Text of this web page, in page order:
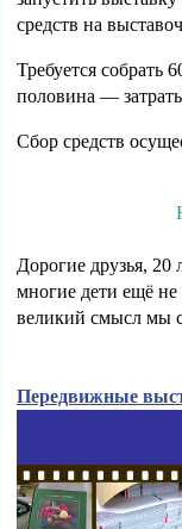
средств на
Требуется собрать
половина —
Сбор средств
Дорогие друзья, 20
многие дети ещё не
великий смысл мы
Передвижные